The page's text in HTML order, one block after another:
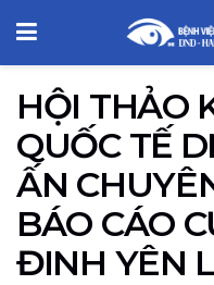
HỘI THẢO
QUỐC TẾ
ẤN
BÁO CÁO
ĐINH YÊN